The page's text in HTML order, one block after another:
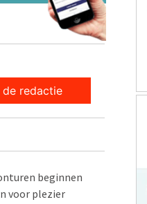
de redactie
beginnen
voor plezier